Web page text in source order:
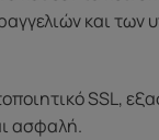
και των
SSL,
ασφαλή.